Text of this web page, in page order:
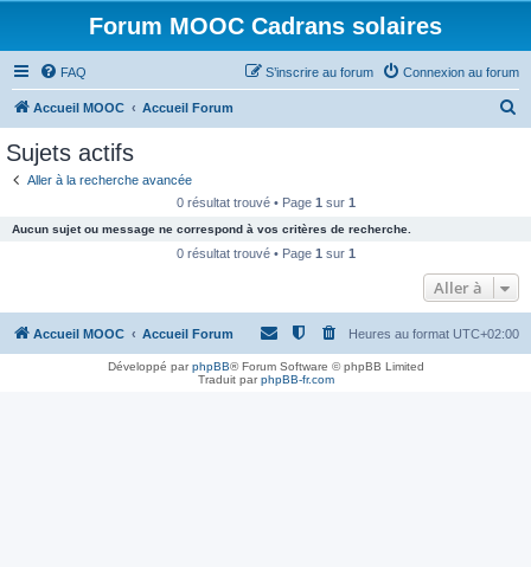
Forum MOOC Cadrans solaires
FAQ Connexion au forum
S’inscrire au forum
Accueil MOOC Accueil Forum
c
e
Sujets actifs
Aller à la recherche avancée
0 résultat trouvé • Page 1 sur 1
Aucun sujet ou message ne correspond à vos critères de recherche.
0 résultat trouvé • Page 1 sur 1
Aller à
Accueil MOOC Accueil Forum Heures au format UTC+02:00
Développé parphpBB® Forum Software © phpBB Limited
Traduit parphpBB-fr.com